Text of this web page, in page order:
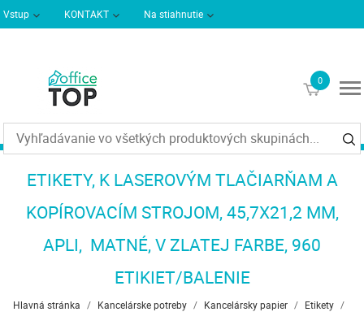
Vstup KONTAKT Na stiahnutie
0
€0
ETIKETY, K LASEROVÝM TLAČIARŇAM A
KOPÍROVACÍM STROJOM, 45,7X21,2 MM,
APLI, MATNÉ, V ZLATEJ FARBE, 960
ETIKIET/BALENIE
Hlavná stránka / Kancelárske potreby / Kancelársky papier / Etikety /